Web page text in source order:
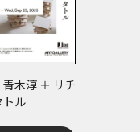
木淳 ＋ リチ
トル